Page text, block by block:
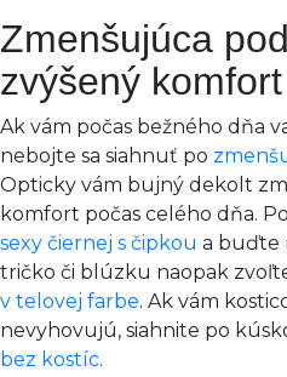
Zmenšujúca
zvýšený
Ak vám počas bežného dňa
nebojte sa siahnuť po
Opticky vám bujný dekolt
komfort počas celého dňa.
sexy čiernej s čipkou a buďte
tričko či blúzku naopak
v telovej farbe. Ak vám
nevyhovujú, siahnite po
bez kostíc.